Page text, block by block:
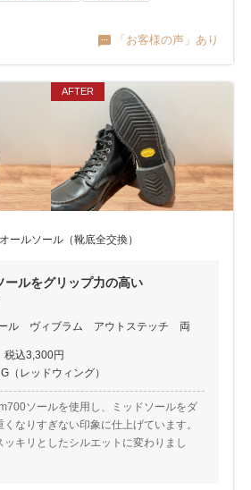
「お客様の声」あり
ールソール（靴底全交換）
ールをグリップ力の高い
ル ヴィブラム アウトステッチ 両
込3,300円
（レッドウィング）
ソールを使用し、ミッドソールをダ
なりすぎない印象に仕上げています。
ッキリとしたシルエットに変わりまし